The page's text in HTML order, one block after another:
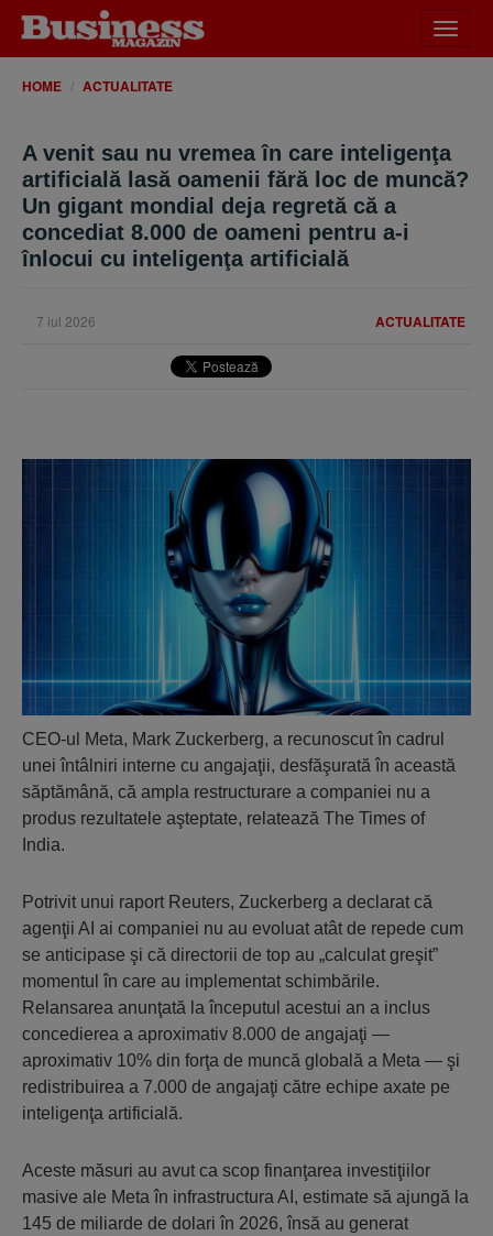
meniu
HOME ACTUALITATE
A venit sau nu vremea în care inteligenţa
artificială lasă oamenii fără loc de muncă?
Un gigant mondial deja regretă că a
concediat 8.000 de oameni pentru a-i
înlocui cu inteligenţa artificială
ACTUALITATE
7 iul 2026
CEO-ul Meta, Mark Zuckerberg, a recunoscut în cadrul
unei întâlniri interne cu angajaţii, desfăşurată în această
săptămână, că ampla restructurare a companiei nu a
produs rezultatele aşteptate, relatează The Times of
India.
Potrivit unui raport Reuters, Zuckerberg a declarat că
agenţii AI ai companiei nu au evoluat atât de repede cum
se anticipase şi că directorii de top au „calculat greşit”
momentul în care au implementat schimbările.
Relansarea anunţată la începutul acestui an a inclus
concedierea a aproximativ 8.000 de angajaţi —
aproximativ 10% din forţa de muncă globală a Meta — şi
redistribuirea a 7.000 de angajaţi către echipe axate pe
inteligenţa artificială.
Aceste măsuri au avut ca scop finanţarea investiţiilor
masive ale Meta în infrastructura AI, estimate să ajungă la
145 de miliarde de dolari în 2026, însă au generat